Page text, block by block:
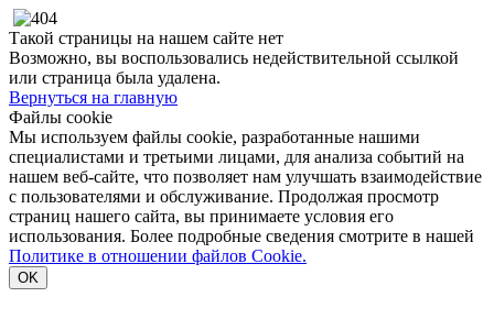
Такой страницы на нашем сайте нет
Возможно, вы воспользовались недействительной ссылкой
или страница была удалена.
Вернуться на главную
Файлы cookie
Мы используем файлы cookie, разработанные нашими
специалистами и третьими лицами, для анализа событий на
нашем веб-сайте, что позволяет нам улучшать взаимодействие
с пользователями и обслуживание. Продолжая просмотр
страниц нашего сайта, вы принимаете условия его
использования. Более подробные сведения смотрите в нашей
Политике в отношении файлов Cookie.
OK